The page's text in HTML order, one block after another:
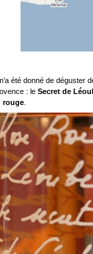
été donné de déguster
: le Secret de
rouge.